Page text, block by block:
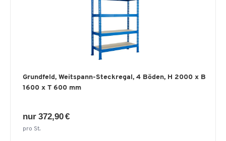
Grundfeld, Weitspann-Steckregal, 4 Böden, H 2000 x B
1600 x T 600 mm
nur 372,90 €
pro St.